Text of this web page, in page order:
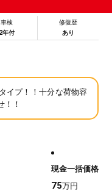
車検
2年付
修復歴
あり
イプ！！十分な荷物容
！！
現金一括価格
75万円